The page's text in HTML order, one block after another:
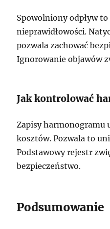
Spowolniony odpływ
nieprawidłowości.
pozwala zachować
Ignorowanie objawów
Jak kontrolować
Zapisy harmonogramu
kosztów. Pozwala to
Podstawowy rejestr
bezpieczeństwo.
Podsumowanie